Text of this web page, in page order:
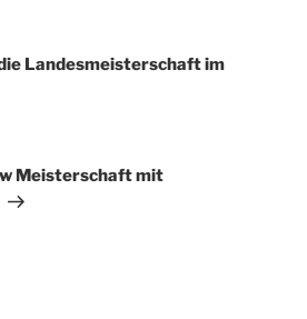
Landesmeisterschaft im
Meisterschaft mit